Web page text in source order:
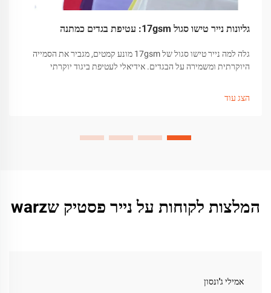
גליונות נייר טישו סגול 17gsm: עטיפת בגדים כמתנה
גלה למה נייר טישו סגול של 17gsm מונע קמטים, מגביר את הסמייה
היוקרתית ומשמירה על הבגדים. אידיאלי לעטיפת ביגוד יוקרתי
הצג עוד
המלצות לקוחות על נייר פסטיק שwarz
אמילי ג'ונסון